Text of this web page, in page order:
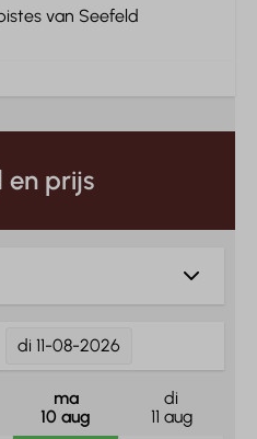
van Seefeld
en prijs
di 11-08-2026
ma
10 aug
di
11 aug